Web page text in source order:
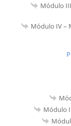
Módulo
Módulo IV –
Módulo